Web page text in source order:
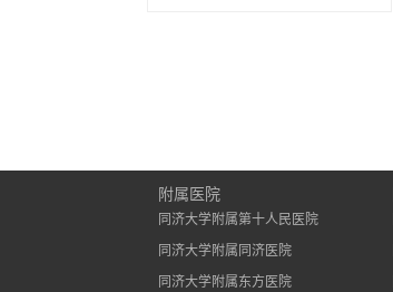
附属医院
同济大学附属第十人民医院
同济大学附属同济医院
同济大学附属东方医院